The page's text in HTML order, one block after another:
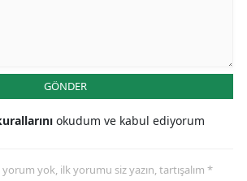
Kahramanmaraş
GÖNDER
okudum ve kabul ediyorum
yok, ilk yorumu siz yazın, tartışalım *